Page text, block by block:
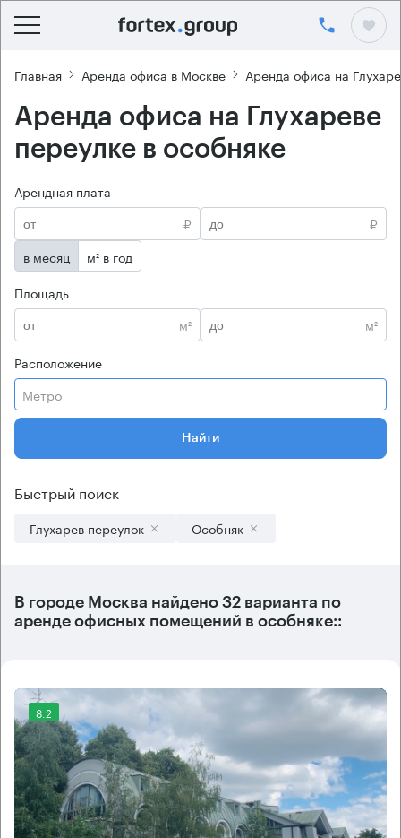
Главная Аренда офиса в Москве Аренда офиса на
Аренда офиса на Глухареве
переулке в особняке
Арендная плата
₽
₽
в месяц
м² в год
Площадь
м²
м²
Расположение
Метро
Найти
Быстрый поиск
Глухарев переулок Особняк
В городе Москва найдено 32 варианта по
аренде офисных помещений в особняке::
8.2